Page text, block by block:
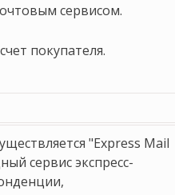
сервисом.
покупателя.
"Express Mail
сервис экспресс-